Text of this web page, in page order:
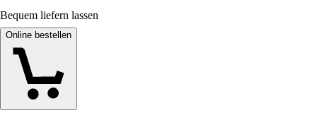
Bequem liefern lassen
Online bestellen